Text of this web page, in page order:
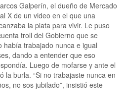
Galperín, el dueño de Mercado
X de un video en el que una
la plata para vivir. Le puso
troll del Gobierno que se
había trabajado nunca e igual
dando a entender que eso
Luego de mofarse y ante el
la burla. “Si no trabajaste nunca en
no sos jubilado”, insistió este